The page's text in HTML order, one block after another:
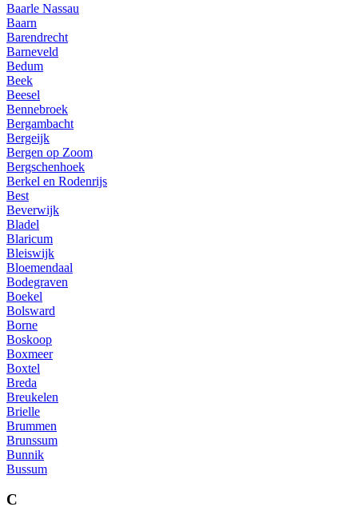
Baarle Nassau
Baarn
Barendrecht
Barneveld
Bedum
Beek
Beesel
Bennebroek
Bergambacht
Bergeijk
Bergen op Zoom
Bergschenhoek
Berkel en Rodenrijs
Best
Beverwijk
Bladel
Blaricum
Bleiswijk
Bloemendaal
Bodegraven
Boekel
Bolsward
Borne
Boskoop
Boxmeer
Boxtel
Breda
Breukelen
Brielle
Brummen
Brunssum
Bunnik
Bussum
C